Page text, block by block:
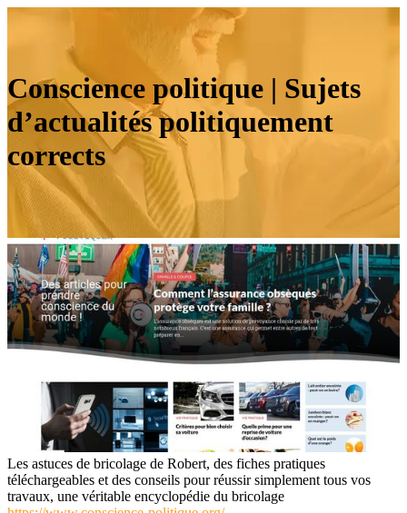
Conscience politique | Sujets
d’actualités politique­ment
corrects
Les astuces de bricolage de Robert, des fiches pratiques
téléchargeables et des conseils pour réussir simplement tous vos
travaux, une véritable encyclopédie du bricolage